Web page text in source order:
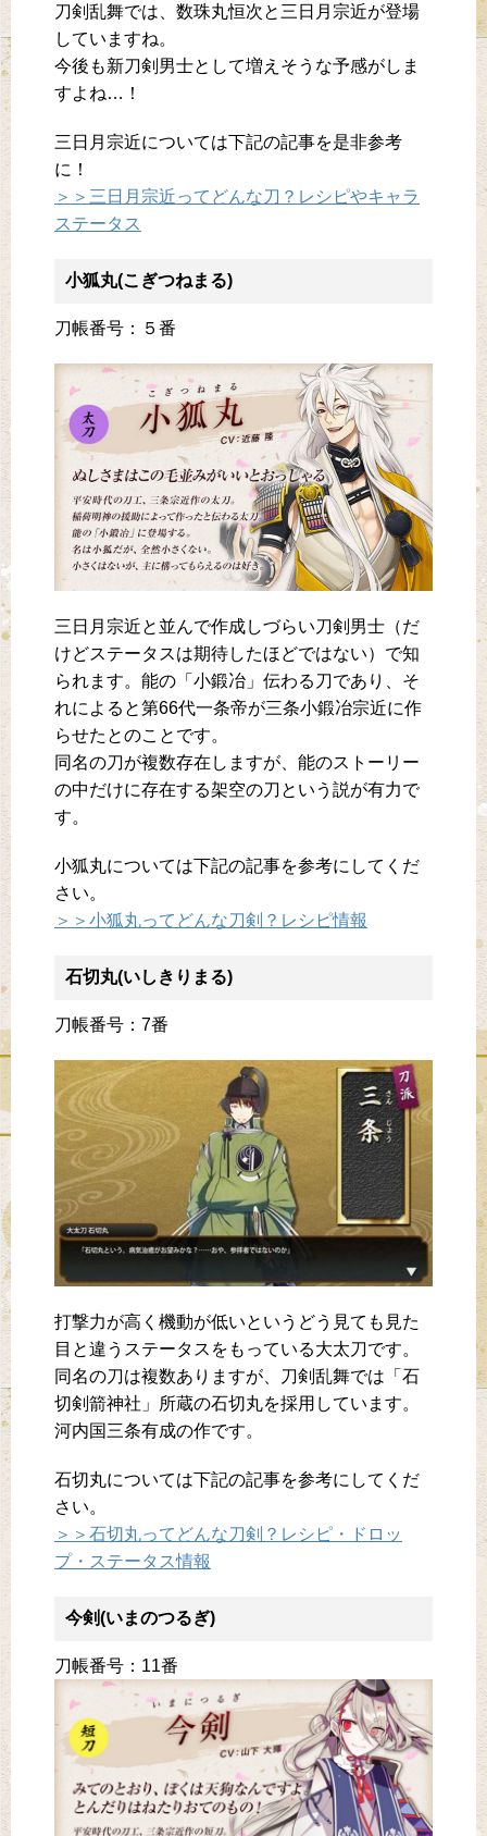
刀剣乱舞では、数珠丸恒次と三日月宗近が登場
していますね。
今後も新刀剣男士として増えそうな予感がしま
すよね…！
三日月宗近については下記の記事を是非参考
に！
＞＞三日月宗近ってどんな刀？レシピやキャラ
ステータス
小狐丸(こぎつねまる)
刀帳番号：５番
三日月宗近と並んで作成しづらい刀剣男士（だ
けどステータスは期待したほどではない）で知
られます。能の「小鍛冶」伝わる刀であり、そ
れによると第66代一条帝が三条小鍛冶宗近に作
らせたとのことです。
同名の刀が複数存在しますが、能のストーリー
の中だけに存在する架空の刀という説が有力で
す。
小狐丸については下記の記事を参考にしてくだ
さい。
＞＞小狐丸ってどんな刀剣？レシピ情報
石切丸(いしきりまる)
刀帳番号：7番
打撃力が高く機動が低いというどう見ても見た
目と違うステータスをもっている大太刀です。
同名の刀は複数ありますが、刀剣乱舞では「石
切剣箭神社」所蔵の石切丸を採用しています。
河内国三条有成の作です。
石切丸については下記の記事を参考にしてくだ
さい。
＞＞石切丸ってどんな刀剣？レシピ・ドロッ
プ・ステータス情報
今剣(いまのつるぎ)
刀帳番号：11番